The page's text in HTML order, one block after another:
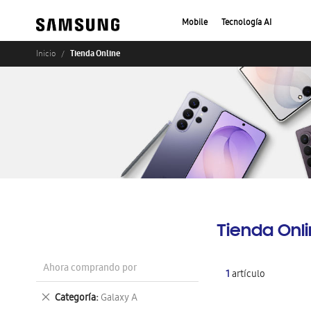
Mobile Tecnología AI
Inicio Tienda Online
Tienda
1artículo
Ahora comprando por
Categoría Galaxy A
Eliminar